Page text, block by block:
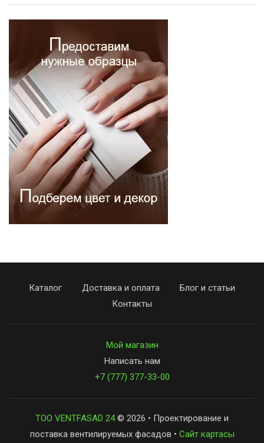
Каталог Доставка и оплата
Блог и статьи
Контакты
Мой магазин
Написать нам
+7 (777) 377-33-00
ТОО VENTFASAD 24© 2026 • Проектирование и
поставка вентилируемых фасадов • Сайт картасы